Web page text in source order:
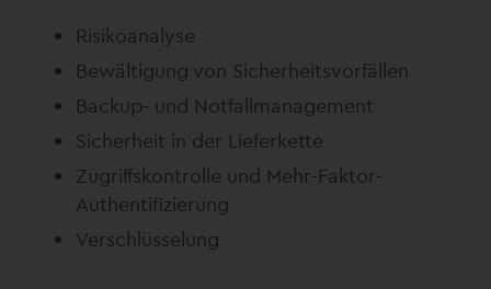
Risikoanalyse
Bewältigung von Sicherheitsvorfällen
Backup- und Notfallmanagement
Sicherheit in der Lieferkette
Zugriffskontrolle und Mehr-Faktor-
Authentifizierung
Verschlüsselung